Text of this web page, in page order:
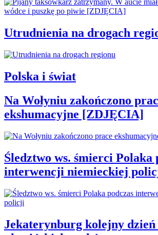
Utrudnienia na drogach
Polska i świat
Na Wołyniu zakończono
ekshumacyjne [ZDJĘCIA]
Śledztwo ws. śmierci Polaka
interwencji niemieckiej
Jekaterynburg kolejny dzień